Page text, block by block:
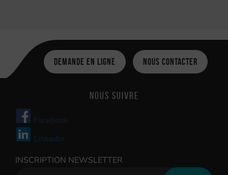
Demande en ligne Nous contacter
Nous suivre
Facebook
Linkedin
INSCRIPTION NEWSLETTER